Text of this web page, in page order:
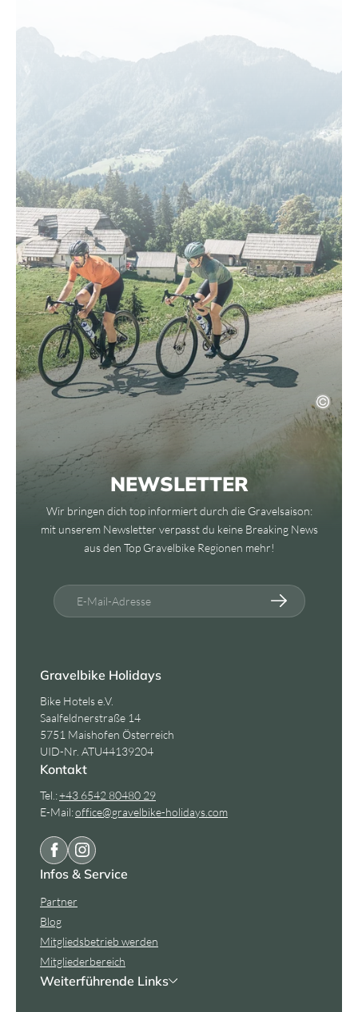
NEWSLETTER
Wir bringen dich top informiert durch die Gravelsaison:
mit unserem Newsletter verpasst du keine Breaking News
aus den Top Gravelbike Regionen mehr!
E-Mail-Adresse
Gravelbike Holidays
Bike Hotels e.V.
Saalfeldnerstraße 14
5751 Maishofen Österreich
UID-Nr. ATU44139204
Kontakt
Tel.:+43 6542 80480 29
E-Mail:office@gravelbike-holidays.com
Infos & Service
Partner
Blog
Mitgliedsbetrieb werden
Mitgliederbereich
Weiterführende Links